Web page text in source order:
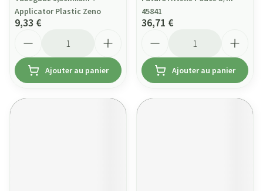
Applicator Plastic Zeno
9,33 €
Ajouter au panier
45841
36,71 €
Ajouter au panier